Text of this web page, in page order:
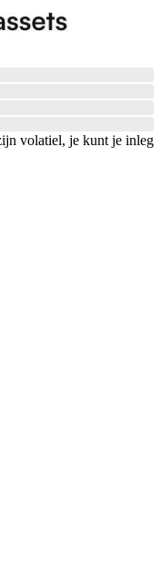
volatiel, je kunt je inleg